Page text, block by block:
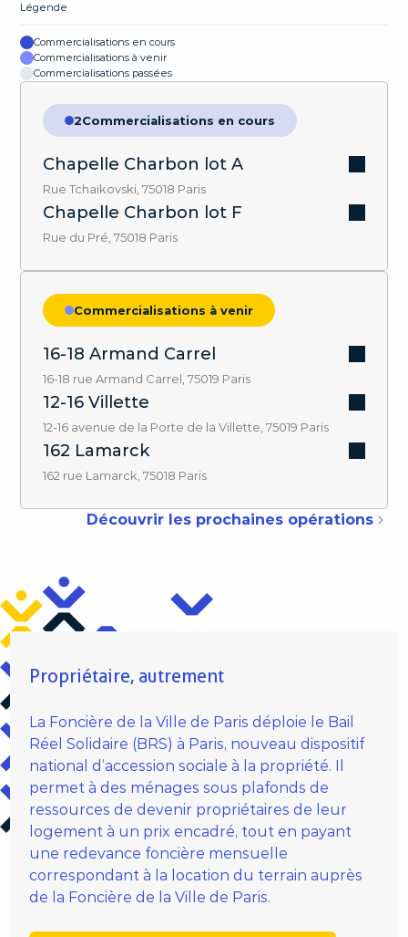
Légende
Commercialisations en cours
Commercialisations à venir
Commercialisations passées
2Commercialisations en cours
Chapelle Charbon lot A
Rue Tchaïkovski, 75018 Paris
Chapelle Charbon lot F
Rue du Pré, 75018 Paris
Commercialisations à venir
16-18 Armand Carrel
16-18 rue Armand Carrel, 75019 Paris
12-16 Villette
12-16 avenue de la Porte de la Villette, 75019 Paris
162 Lamarck
162 rue Lamarck, 75018 Paris
Découvrir les prochaines opérations
Propriétaire, autrement
La Foncière de la Ville de Paris déploie le Bail
Réel Solidaire (BRS) à Paris, nouveau dispositif
national d’accession sociale à la propriété. Il
permet à des ménages sous plafonds de
ressources de devenir propriétaires de leur
logement à un prix encadré, tout en payant
une redevance foncière mensuelle
correspondant à la location du terrain auprès
de la Foncière de la Ville de Paris.